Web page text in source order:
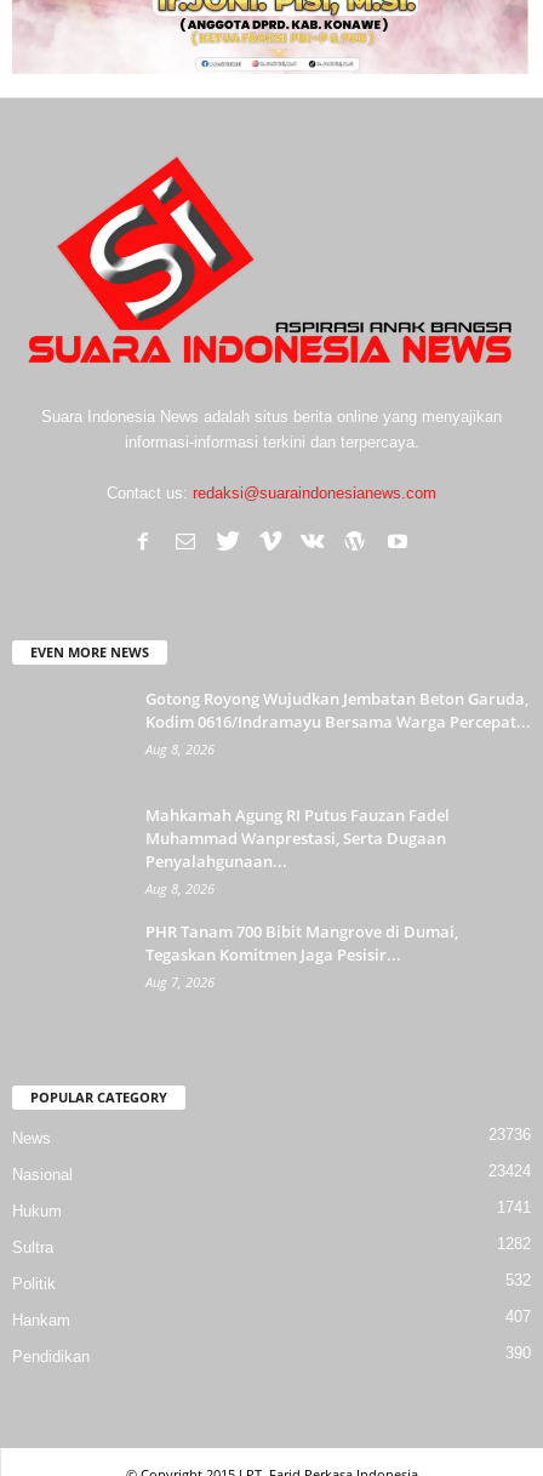
Suara Indonesia News adalah situs berita online yang menyajikan
informasi-informasi terkini dan terpercaya.
Contact us: redaksi@suaraindonesianews.com
EVEN MORE NEWS
Gotong Royong Wujudkan Jembatan Beton Garuda,
Kodim 0616/Indramayu Bersama Warga Percepat...
Aug 8, 2026
Mahkamah Agung RI Putus Fauzan Fadel
Muhammad Wanprestasi, Serta Dugaan
Penyalahgunaan...
Aug 8, 2026
PHR Tanam 700 Bibit Mangrove di Dumai,
Tegaskan Komitmen Jaga Pesisir...
Aug 7, 2026
POPULAR CATEGORY
News 23736
Nasional 23424
Hukum 1741
Sultra 1282
Politik 532
Hankam 407
Pendidikan 390